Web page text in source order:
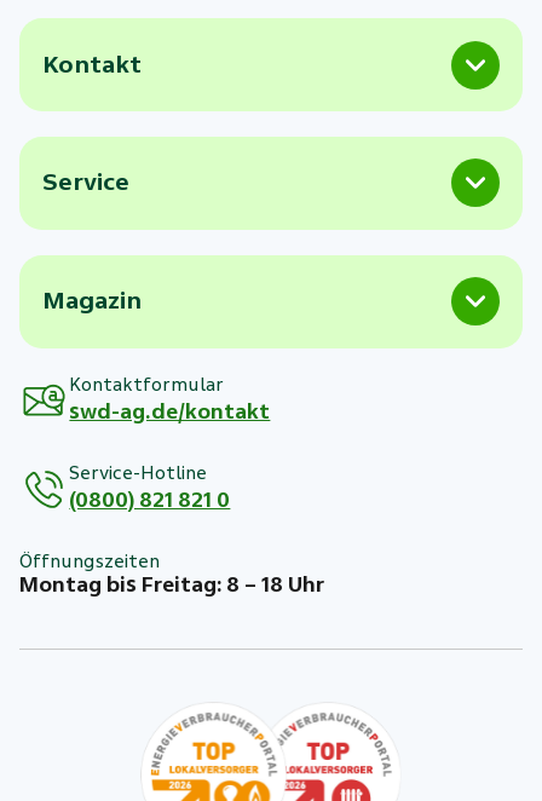
Kontakt
Service
Magazin
Kontaktformular
swd-ag.de/kontakt
Service-Hotline
(0800) 821 821 0
Öffnungszeiten
Montag bis Freitag: 8 – 18 Uhr